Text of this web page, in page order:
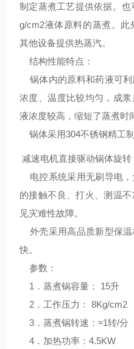
制定蒸煮工艺提供依据。
g/cm2液体原料的蒸煮。此
其他设备提供热蒸汽。
结构性能特点：
锅体内的原料和药液可
浓度、温度比较均匀，成
液浓度较高，缩短了蒸煮时
锅体采用304不锈钢精工
减速电机直接驱动锅体旋转
电控系统采用无刷导电
的接触不良、打火、测温
见灾难性故障。
外壳采用高品质新型保
快。
参数：
1 ．蒸煮锅容量： 15升
2 ．工作压力： 8Kg/cm2
3 ．蒸煮锅转速： ≈1转/分
4 ．加热功率： 4.5KW